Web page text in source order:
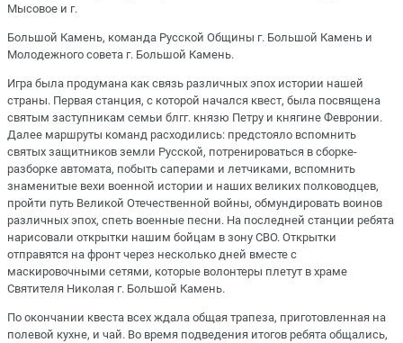
Мысовое и г.
Большой Камень, команда Русской Общины г. Большой Камень и
Молодежного совета г. Большой Камень.
Игра была продумана как связь различных эпох истории нашей
страны. Первая станция, с которой начался квест, была посвящена
святым заступникам семьи блгг. князю Петру и княгине Февронии.
Далее маршруты команд расходились: предстояло вспомнить
святых защитников земли Русской, потренироваться в сборке-
разборке автомата, побыть саперами и летчиками, вспомнить
знаменитые вехи военной истории и наших великих полководцев,
пройти путь Великой Отечественной войны, обмундировать воинов
различных эпох, спеть военные песни. На последней станции ребята
нарисовали открытки нашим бойцам в зону СВО. Открытки
отправятся на фронт через несколько дней вместе с
маскировочными сетями, которые волонтеры плетут в храме
Святителя Николая г. Большой Камень.
По окончании квеста всех ждала общая трапеза, приготовленная на
полевой кухне, и чай. Во время подведения итогов ребята общались,